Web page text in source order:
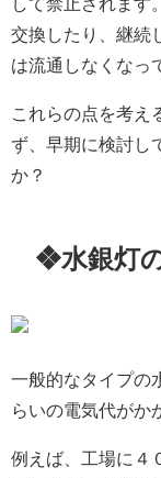
交換したり、継続
は流通しなくなっ
これらの点を考え
ず、早期に検討し
か？
❖水銀灯
一般的なタイプの
らいの電気代がか
例えば、工場に４